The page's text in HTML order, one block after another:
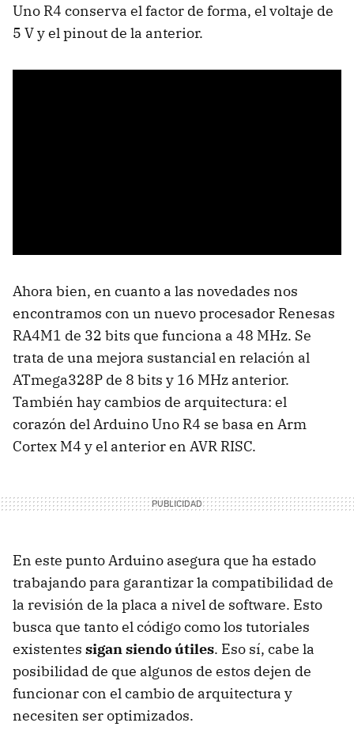
Uno R4 conserva el factor de forma, el voltaje de
5 V y el pinout de la anterior.
Ahora bien, en cuanto a las novedades nos
encontramos con un nuevo procesador Renesas
RA4M1 de 32 bits que funciona a 48 MHz. Se
trata de una mejora sustancial en relación al
ATmega328P de 8 bits y 16 MHz anterior.
También hay cambios de arquitectura: el
corazón del Arduino Uno R4 se basa en Arm
Cortex M4 y el anterior en AVR RISC.
En este punto Arduino asegura que ha estado
trabajando para garantizar la compatibilidad de
la revisión de la placa a nivel de software. Esto
busca que tanto el código como los tutoriales
existentes sigan siendo útiles. Eso sí, cabe la
posibilidad de que algunos de estos dejen de
funcionar con el cambio de arquitectura y
necesiten ser optimizados.